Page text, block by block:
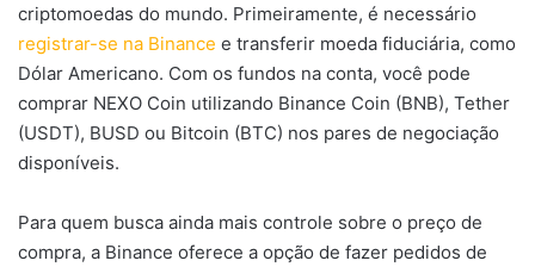
criptomoedas do mundo. Primeiramente, é necessário
registrar-se na Binance e transferir moeda fiduciária, como
Dólar Americano. Com os fundos na conta, você pode
comprar NEXO Coin utilizando Binance Coin (BNB), Tether
(USDT), BUSD ou Bitcoin (BTC) nos pares de negociação
disponíveis.
Para quem busca ainda mais controle sobre o preço de
compra, a Binance oferece a opção de fazer pedidos de